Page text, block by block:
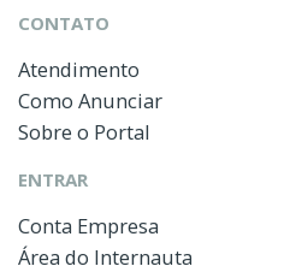
CONTATO
Atendimento
Como Anunciar
Sobre o Portal
ENTRAR
Conta Empresa
Área do Internauta